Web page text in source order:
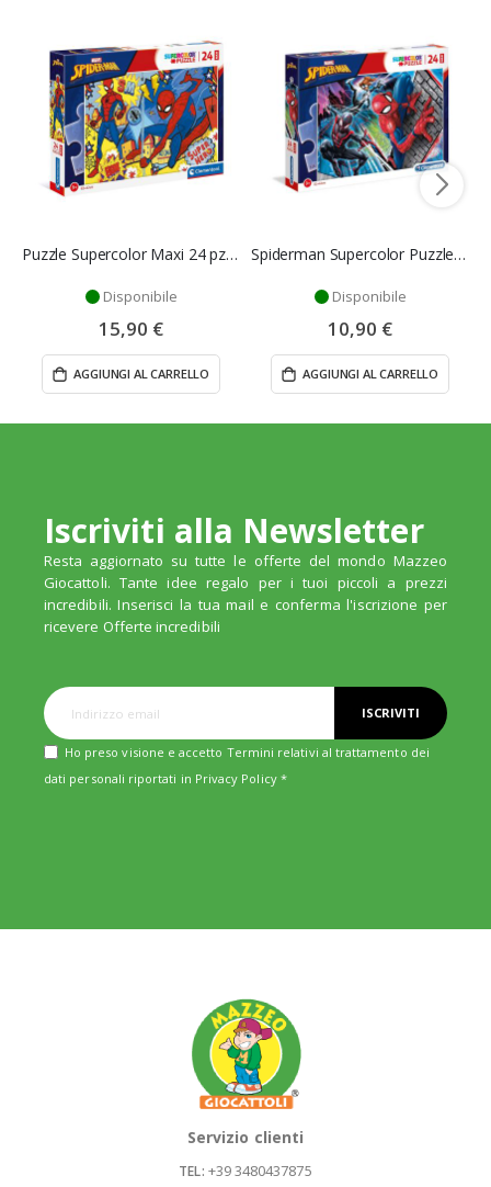
Puzzle Supercolor Maxi 24 pz Spider Man - Clementoni
Disponibile
15,90 €
AGGIUNGI AL CARRELLO
Spiderman Supercolor Puzzle - Clementoni
Disponibile
10,90 €
AGGIUNGI AL CARRELLO
Iscriviti alla Newsletter
Resta aggiornato su tutte le offerte del mondo Mazzeo
Giocattoli. Tante idee regalo per i tuoi piccoli a prezzi
incredibili. Inserisci la tua mail e conferma l'iscrizione per
ricevere Offerte incredibili
ISCRIVITI
Ho preso visione e accetto Termini relativi al trattamento dei
dati personali riportati in Privacy Policy*
Servizio clienti
TEL: +39 3480437875